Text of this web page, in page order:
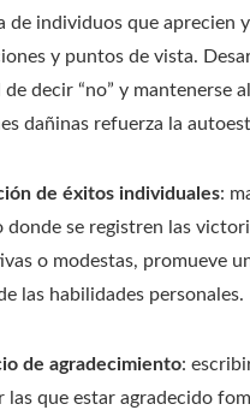
de individuos que aprecien
y puntos de vista.
de decir “no” y mantenerse
dañinas refuerza la
de éxitos individuales:
donde se registren las
o modestas, promueve
las habilidades personales.
de agradecimiento:
las que estar agradecido